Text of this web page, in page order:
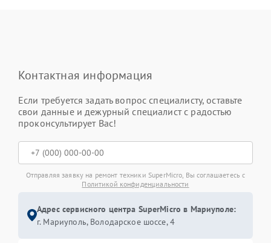
Контактная информация
Если требуется задать вопрос специалисту, оставьте
свои данные и дежурный специалист с радостью
проконсультирует Вас!
Отправляя заявку на ремонт техники SuperMicro, Вы соглашаетесь с
Политикой конфиденциальности
Адрес сервисного центра SuperMicro в Мариуполе:
г. Мариуполь, Володарское шоссе, 4